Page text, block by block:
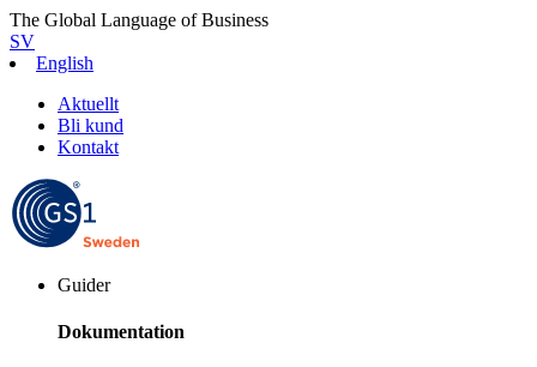
The Global Language of Business
SV
English
Aktuellt
Bli kund
Kontakt
Guider
Dokumentation